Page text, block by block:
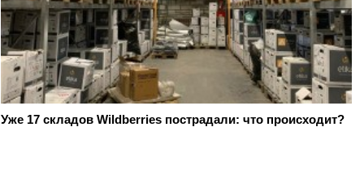
Уже 17 складов Wildberries пострадали: что происходит?